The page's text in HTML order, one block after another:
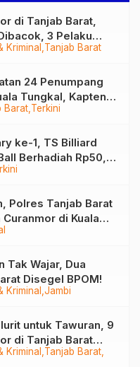
Kriminal Tanjab Barat
di Tanjab Barat,
3 Pelaku
Barat Terkini
24 Penumpang
Tungkal, Kapten
ke-1, TS Billiard
Berhadiah Rp50,8
Polres Tanjab Barat
di Kuala
Kriminal Jambi
Tak Wajar, Dua
Disegel BPOM!
Kriminal Tanjab Barat
untuk Tawuran, 9
di Tanjab Barat